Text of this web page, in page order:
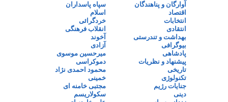
آوارگان و پناهندگان
اقتصاد
انتخابات
انتقادی
بهداشت و تندرستی
بیوگرافی
پادشاهی
پیشنهاد و نظریات
تاریخی
تکنولوژی
جنایات رژیم
دینی
سپاه پاسداران
اسلام
خردگرائی
انقلاب فرهنگی
آخوند
آزادی
میرحسین موسوی
دموکراسی
محمود احمدی نژاد
خمینی
مجتبی خامنه ای
سکولاریسم